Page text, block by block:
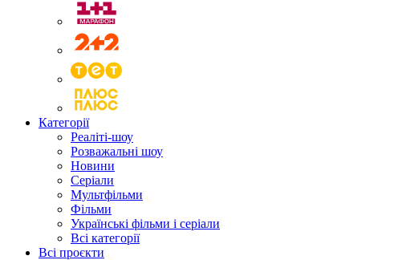
Категорії
Реаліті-шоу
Розважальні шоу
Новини
Серіали
Мультфільми
Фільми
Українські фільми і серіали
Всі категорії
Всі проєкти